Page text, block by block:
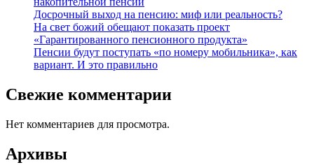
Досрочный выход на пенсию: миф или реальность?
На свет божий обещают показать проект
«Гарантированного пенсионного продукта»
Пенсии будут поступать «по номеру мобильника», как
вариант. И это правильно
Свежие комментарии
Нет комментариев для просмотра.
Архивы